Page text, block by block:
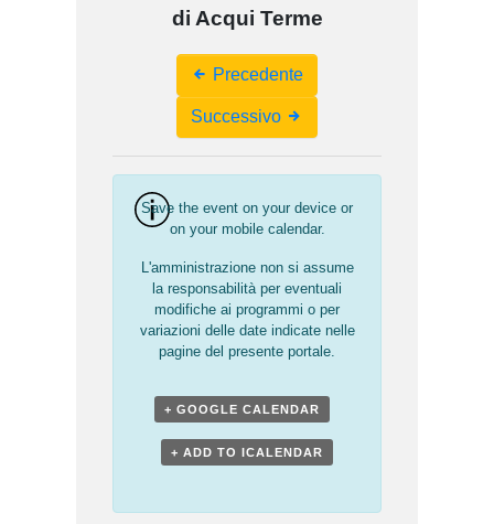
di Acqui Terme
Navigation
Precedente
Successivo
Save the event on your device or
on your mobile calendar.
L'amministrazione non si assume
la responsabilità per eventuali
modifiche ai programmi o per
variazioni delle date indicate nelle
pagine del presente portale.
+ GOOGLE CALENDAR
+ ADD TO ICALENDAR